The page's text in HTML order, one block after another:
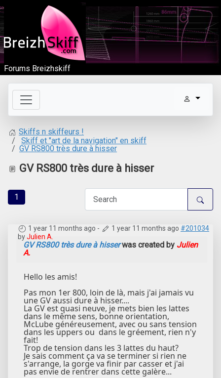
Forums Breizhskiff
Skiffs n skiffeurs !
Skiff et "art de la navigation" en skiff
GV RS800 très dure à hisser
GV RS800 très dure à hisser
1
1 year 11 months ago - 1 year 11 months ago #201034
byJulien A.
GV RS800 très dure à hisserwas created by Julien
A.
Hello les amis!
Pas mon 1er 800, loin de là, mais j'ai jamais vu
une GV aussi dure à hisser....
La GV est quasi neuve, je mets bien les lattes
dans le même sens, bonne orientation,
McLube généreusement, avec ou sans tension
dans les uppers ou dans le gréement, rien n'y
fait!
Trop de tension dans les 3 lattes du haut?
Je sais comment ça va se terminer si rien ne
s'arrange, la gorge va finir par casser et j'ai
pas envie de rentrer dans cette galère...